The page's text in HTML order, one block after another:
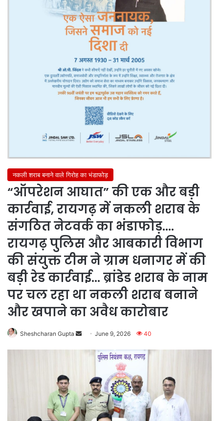
नकली शराब बनाने वाले गिरोह का भंडाफोड़
“ऑपरेशन आघात” की एक और बड़ी
कार्रवाई, रायगढ़ में नकली शराब के
संगठित नेटवर्क का भंडाफोड़….
रायगढ़ पुलिस और आबकारी विभाग
की संयुक्त टीम ने ग्राम धनागर में की
बड़ी रेड कार्रवाई… ब्रांडेड शराब के नाम
पर चल रहा था नकली शराब बनाने
और खपाने का अवैध कारोबार
Sheshcharan Gupta
Send
email
June 9, 2026 40